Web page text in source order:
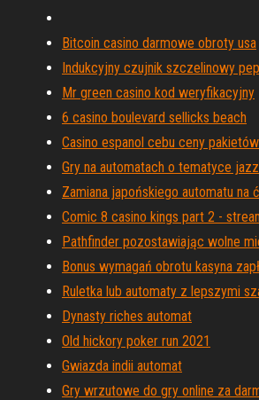
Bitcoin casino darmowe obroty usa
Indukcyjny czujnik szczelinowy
Mr green casino kod weryfikacyjny
6 casino boulevard sellicks beach
Casino espanol cebu ceny
Gry na automatach o tematyce
Zamiana japońskiego automatu na
Comic 8 casino kings part 2 -
Pathfinder pozostawiając wolne
Bonus wymagań obrotu kasyna
Ruletka lub automaty z lepszymi
Dynasty riches automat
Old hickory poker run 2021
Gwiazda indii automat
Gry wrzutowe do gry online za